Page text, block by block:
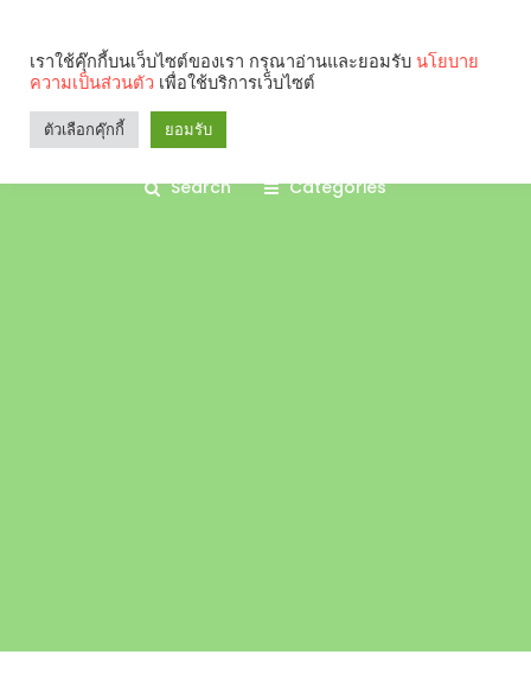
Search Categories
เราใช้คุ๊กกี้บนเว็บไซต์ของเรา กรุณาอ่านและยอมรับ นโยบาย
ความเป็นส่วนตัว เพื่อใช้บริการเว็บไซต์
ตัวเลือกคุ๊กกี้ ยอมรับ